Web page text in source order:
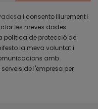
i consento lliurement i
les meves dades
política de protecció de
la meva voluntat i
amb
de l'empresa per